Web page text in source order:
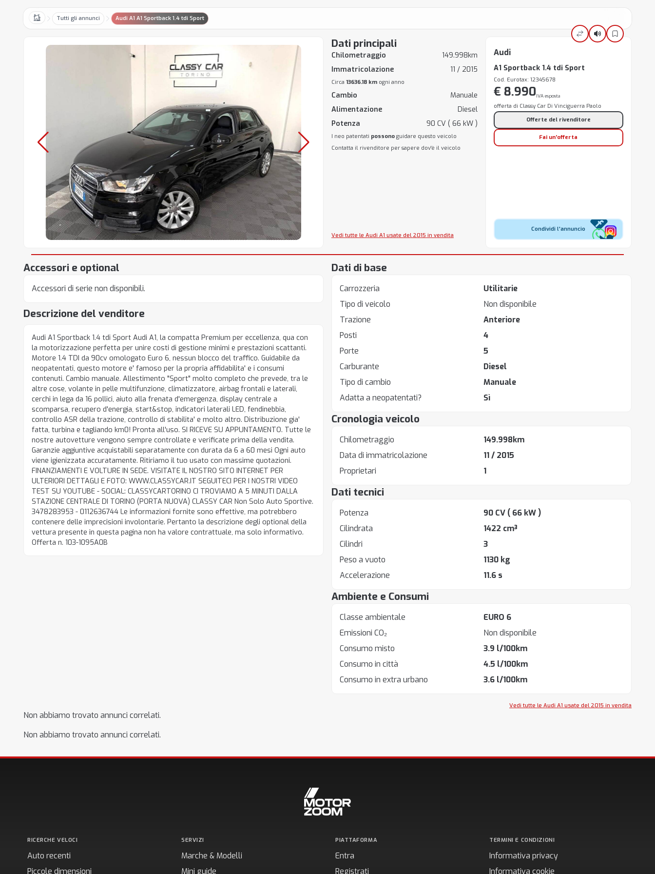
Home Tutti gli annunci Audi A1 A1 Sportback 1.4 tdi Sport
Dati principali
Chilometraggio
149.998km
Immatricolazione
11 / 2015
Circa 13636.18 kmogni anno
Cambio
Manuale
Alimentazione
Diesel
Potenza
90 CV ( 66 kW )
I neo patentati possonoguidare questo veicolo
Contatta il rivenditore per sapere dov'è il veicolo
Vedi tutte le Audi A1 usate del 2015 in vendita
Audi
A1 Sportback 1.4 tdi Sport
Cod. Eurotax: 12345678
€ 8.990IVA esposta
offerta di Classy Car Di Vinciguerra Paolo
Offerte del rivenditore
Fai un'offerta
Condividi l'annuncio
Descrizione del venditore
Audi A1 Sportback 1.4 tdi Sport Audi A1, la compatta Premium per eccellenza, qua con
la motorizzazione perfetta per unire costi di gestione minimi e prestazioni scattanti.
Motore 1.4 TDI da 90cv omologato Euro 6, nessun blocco del traffico. Guidabile da
neopatentati, questo motore e' famoso per la propria affidabilita' e i consumi
contenuti. Cambio manuale. Allestimento "Sport" molto completo che prevede, tra le
altre cose, volante in pelle multifunzione, climatizzatore, airbag frontali e laterali,
cerchi in lega da 16 pollici, aiuto alla frenata d'emergenza, display centrale a
scomparsa, recupero d'energia, start&stop, indicatori laterali LED, fendinebbia,
controllo ASR della trazione, controllo di stabilita' e molto altro. Distribuzione gia'
fatta, turbina e tagliando km0! Pronta all'uso. SI RICEVE SU APPUNTAMENTO. Tutte le
nostre autovetture vengono sempre controllate e verificate prima della vendita.
Garanzie aggiuntive acquistabili separatamente con durata da 6 a 60 mesi Ogni auto
viene igienizzata accuratamente. Ritiriamo il tuo usato con massime quotazioni.
FINANZIAMENTI E VOLTURE IN SEDE. VISITATE IL NOSTRO SITO INTERNET PER
ULTERIORI DETTAGLI E FOTO: WWW.CLASSYCAR.IT SEGUITECI PER I NOSTRI VIDEO
TEST SU YOUTUBE - SOCIAL: CLASSYCARTORINO CI TROVIAMO A 5 MINUTI DALLA
STAZIONE CENTRALE DI TORINO (PORTA NUOVA) CLASSY CAR Non Solo Auto Sportive.
3478283953 - 0112636744 Le informazioni fornite sono effettive, ma potrebbero
contenere delle imprecisioni involontarie. Pertanto la descrizione degli optional della
vettura presente in questa pagina non ha valore contrattuale, ma solo informativo.
Offerta n. 103-1095A0B
Accessori e optional
Accessori di serie non disponibili.
Dati di base
Carrozzeria
Utilitarie
Tipo di veicolo
Non disponibile
Trazione
Anteriore
Posti
4
Porte
5
Carburante
Diesel
Tipo di cambio
Manuale
Adatta a neopatentati?
Sì
Cronologia veicolo
Chilometraggio
149.998km
Data di immatricolazione
11 / 2015
Proprietari
1
Dati tecnici
Potenza 90 CV ( 66 kW )
Cilindrata
1422 cm³
Cilindri
3
Peso a vuoto
1130 kg
Accelerazione
11.6 s
Ambiente e Consumi
Classe ambientale
EURO 6
Emissioni CO₂
Non disponibile
Consumo misto
3.9 l/100km
Consumo in città
4.5 l/100km
Consumo in extra urbano
3.6 l/100km
Vedi tutte le Audi A1 usate del 2015 in vendita
Non abbiamo trovato annunci correlati.
Non abbiamo trovato annunci correlati.
RICERCHE VELOCI
Auto recenti
Piccole dimensioni
SERVIZI
Marche & Modelli
Mini guide
PIATTAFORMA
Entra
Registrati
TERMINI E CONDIZIONI
Informativa privacy
Informativa cookie